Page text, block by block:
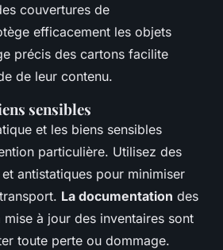
couvertures de
efficacement les objets
précis des cartons facilite
de leur contenu.
sensibles
et les biens sensibles
particulière. Utilisez des
antistatiques pour minimiser
La documentation des
à jour des inventaires sont
toute perte ou dommage.